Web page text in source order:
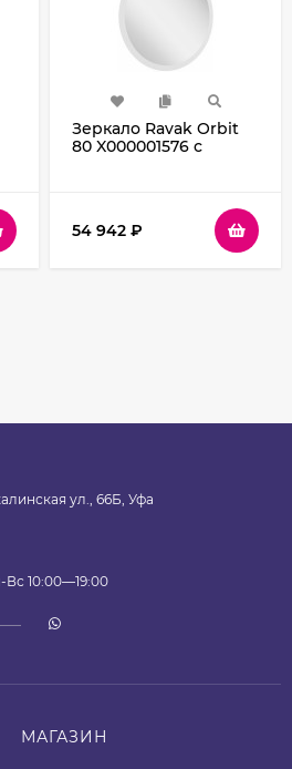
Зеркало Ravak Orbit
80 X000001576 с
54 942 ₽
ул., 66Б, Уфа
Вс 10:00—19:00
МАГАЗИН